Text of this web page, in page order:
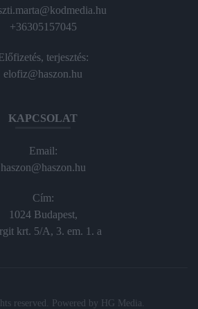
+36305157045
terjesztés:
elofiz@haszon.hu
KAPCSOLAT
Email:
haszon@haszon.hu
Cím:
1024 Budapest,
krt. 5/A, 3. em. 1. a
reserved. Powered by HG Media